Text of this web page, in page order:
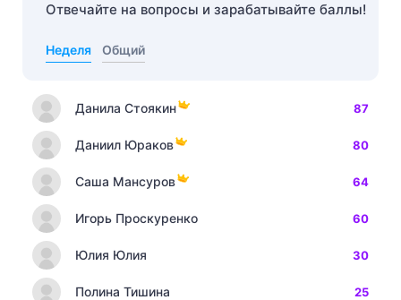
Отвечайте на вопросы и зарабатывайте баллы!
Неделя Общий
Данила Стоякин 87
Даниил Юраков 80
Саша Мансуров 64
Игорь Проскуренко 60
Юлия Юлия 30
Полина Тишина 25